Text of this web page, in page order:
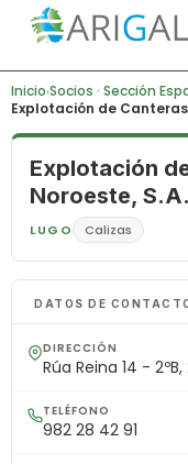
Inicio›Socios · Sección
Explotación de Canteras
Explotación
Noroeste,
LUGO Calizas
DATOS DE
DIRECCIÓN
Rúa Reina 14 -
TELÉFONO
982 28 42 91